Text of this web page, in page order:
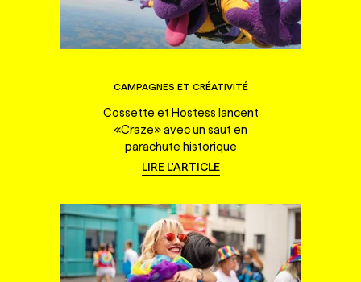
CAMPAGNES ET CRÉATIVITÉ
Cossette et Hostess lancent
«Craze» avec un saut en
parachute historique
LIRE L'ARTICLE